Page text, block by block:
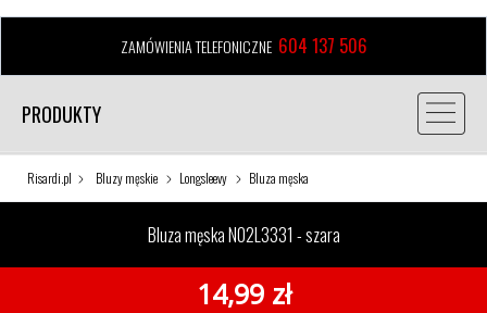
ZAMÓWIENIA TELEFONICZNE 604 137 506
PRODUKTY
Risardi.pl Bluzy męskie Longsleevy Bluza męska
Bluza męska N02L3331 - szara
14,99 zł